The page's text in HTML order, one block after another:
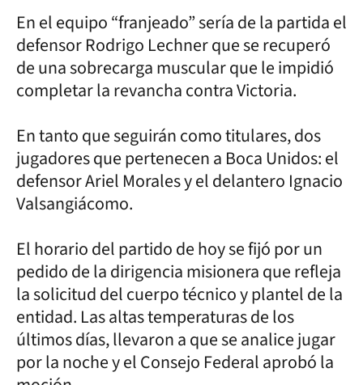
En el equipo “franjeado” sería de la partida el
defensor Rodrigo Lechner que se recuperó
de una sobrecarga muscular que le impidió
completar la revancha contra Victoria.
En tanto que seguirán como titulares, dos
jugadores que pertenecen a Boca Unidos: el
defensor Ariel Morales y el delantero Ignacio
Valsangiácomo.
El horario del partido de hoy se fijó por un
pedido de la dirigencia misionera que refleja
la solicitud del cuerpo técnico y plantel de la
entidad. Las altas temperaturas de los
últimos días, llevaron a que se analice jugar
por la noche y el Consejo Federal aprobó la